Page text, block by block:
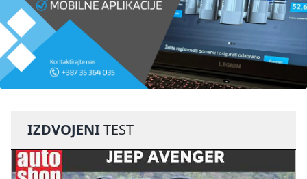
IZDVOJENITEST